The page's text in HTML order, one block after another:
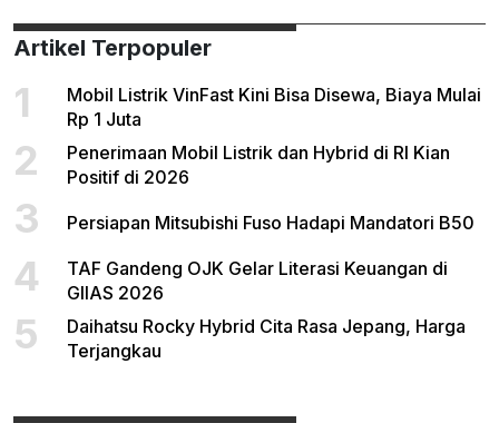
Artikel Terpopuler
1
Mobil Listrik VinFast Kini Bisa Disewa, Biaya Mulai
Rp 1 Juta
2
Penerimaan Mobil Listrik dan Hybrid di RI Kian
Positif di 2026
3 Persiapan Mitsubishi Fuso Hadapi Mandatori B50
4
TAF Gandeng OJK Gelar Literasi Keuangan di
GIIAS 2026
5
Daihatsu Rocky Hybrid Cita Rasa Jepang, Harga
Terjangkau